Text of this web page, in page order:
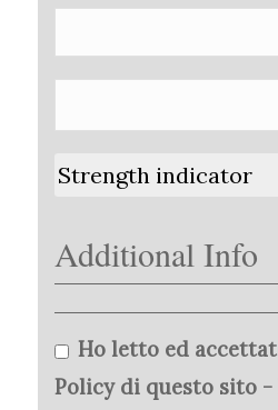
Strength indicator
Additional Info
Ho letto ed
Policy di questo sito -